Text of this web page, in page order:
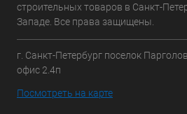
строительных товаров в Санкт-
Западе. Все права защищены.
г. Санкт-Петербург поселок
офис 2.4п
Посмотреть на карте